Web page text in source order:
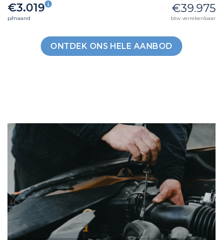
€3.019
p/maand
€39.975
btw verrekenbaar
ONTDEK ONS HELE AANBOD